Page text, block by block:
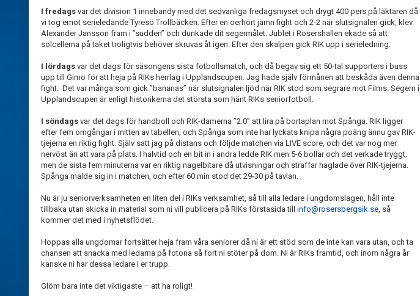
I fredags var det division 1 innebandy med det sedvanliga fredagsmyset och drygt 400 pers på läktaren då
vi tog emot serieledande Tyresö Trollbäcken. Efter en oerhört jämn fight och 2-2 när slutsignalen gick, klev
Alexander Jansson fram i ”sudden” och dunkade dit segermålet. Jublet i Rosershallen ekade så att
solcellerna på taket troligtvis behöver skruvas åt igen. Efter den skalpen gick RIK upp i serieledning.
I lördags var det dags för säsongens sista fotbollsmatch, och då begav sig ett 50-tal supporters i buss
upp till Gimo för att heja på RIKs herrlag i Upplandscupen. Jag hade själv förmånen att beskåda även denna
fight. Det var många som gick ”bananas” när slutsignalen ljöd när RIK stod som segrare mot Films. Segern i
Upplandscupen är enligt historikerna det största som hänt RIKs seniorfotboll.
I söndags var det dags för handboll och RIK-damerna ”2.0” att lira på bortaplan mot Spånga. RIK ligger
efter fem omgångar i mitten av tabellen, och Spånga som inte har lyckats knipa några poäng ännu gav RIK-
tjejerna en riktig fight. Själv satt jag på distans och följde matchen via LIVE score, och det var nog mer
nervöst än att vara på plats. I halvtid och en bit in i andra ledde RIK men 5-6 bollar och det verkade tryggt,
men de sista fem minuterna var en riktig nagelbitare då utvisningar och straffar haglade över RIK-tjejerna.
Spånga malde sig in i matchen, och efter 60 min stod det 29-30 på tavlan.
Nu är ju seniorverksamheten en liten del i RIKs verksamhet, så till alla ledare i ungdomslagen, håll inte
tillbaka utan skicka in material som ni vill publicera på RIKs förstasida till info@rosersbergsik.se, så
kommer det med i nyhetsflödet.
Hoppas alla ungdomar fortsätter heja fram våra seniorer då ni är ett stöd som de inte kan vara utan, och ta
chansen att snacka med ledarna på fotona så fort ni stöter på dom. Ni är RIKs framtid, och inom några år
kanske ni har dessa ledare i er trupp.
Glöm bara inte det viktigaste – att ha roligt!